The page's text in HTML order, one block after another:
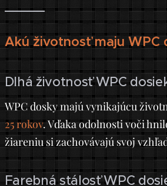
Akú životnosť maju WPC
Dlhá životnosť WPC
WPC dosky majú vynikajúcu
25 rokov. Vďaka odolnosti voči
žiareniu si zachovávajú svoj
Farebná stálosť WPC